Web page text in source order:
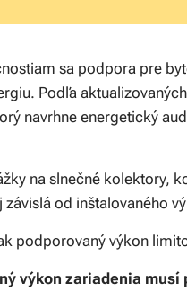
sa podpora pre
Podľa
navrhne energetický
na slnečné kolektory,
od inštalovaného
podporovaný výkon
výkon zariadenia